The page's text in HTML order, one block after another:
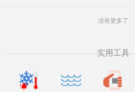
没有更多了
实用工具